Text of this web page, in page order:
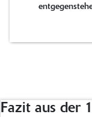
Fazit aus der